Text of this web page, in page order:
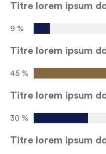
Titre lorem ipsum
9 %
Titre lorem ipsum
45 %
Titre lorem ipsum
30 %
Titre lorem ipsum